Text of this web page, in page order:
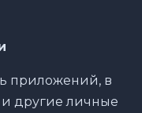
приложений, в
и другие личные